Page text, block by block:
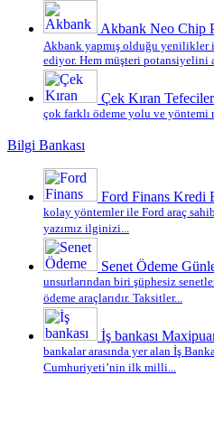
Akbank Neo Chip
Akbank yapmış olduğu yenilikler
ediyor. Hem müşteri potansiyelini
Çek Kıran Tefeciler
çok farklı ödeme yolu ve yöntemi
Bilgi Bankası
Ford Finans Kredi
kolay yöntemler ile Ford araç
yazımız ilginizi...
Senet Ödeme
unsurlarından biri şüphesiz
ödeme araçlarıdır. Taksitler...
İş bankası
bankalar arasında yer alan İş
Cumhuriyeti’nin ilk milli...